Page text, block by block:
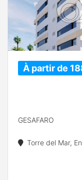
À partir de
GESAFARO
Torre del Mar,